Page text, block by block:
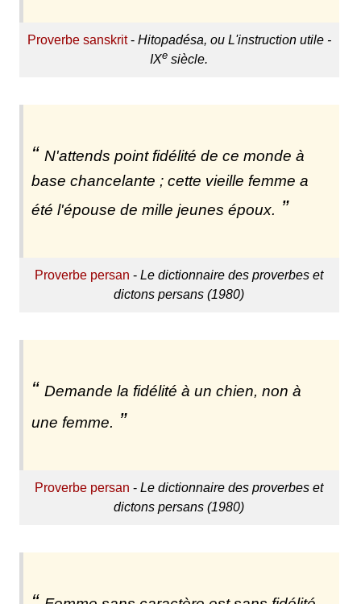
Proverbe sanskrit- Hitopadésa, ou L'instruction utile -
IXe siècle.
N'attends point fidélité de ce monde à
base chancelante ; cette vieille femme a
été l'épouse de mille jeunes époux.
Proverbe persan -Le dictionnaire des proverbes et
dictons persans (1980)
Demande la fidélité à un chien, non à
une femme.
Proverbe persan -Le dictionnaire des proverbes et
dictons persans (1980)